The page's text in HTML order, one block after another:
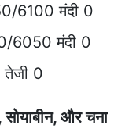
6100 मंदी 0
6050 मंदी 0
0
और चना